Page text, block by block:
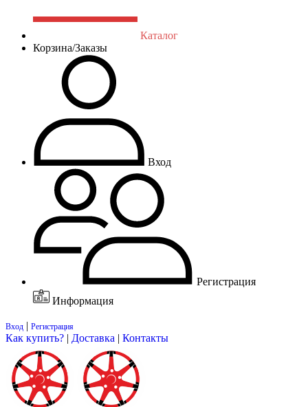
Каталог
Корзина/Заказы
Вход
Регистрация
Информация
Вход | Регистрация
Как купить? | Доставка | Контакты